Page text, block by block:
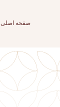
صفحه اصلی